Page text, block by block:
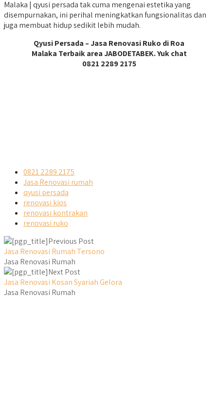
Malaka | qyusi persada tak cuma mengenai estetika yang
disempurnakan, ini perihal meningkatkan fungsionalitas dan
juga membuat hidup sedikit lebih mudah.
Qyusi Persada – Jasa Renovasi Ruko di Roa
Malaka Terbaik area JABODETABEK. Yuk chat
0821 2289 2175
0821 2289 2175
Jasa Renovasi rumah
qyusi persada
renovasi kios
renovasi kontrakan
renovasi ruko
Previous Post
Jasa Renovasi Rumah Tersono
Jasa Renovasi Rumah
Next Post
Jasa Renovasi Kosan Syariah Gelora
Jasa Renovasi Rumah